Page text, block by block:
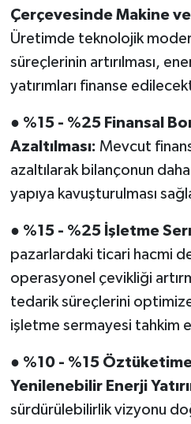
Çerçevesinde Makine ve
Üretimde teknolojik
süreçlerinin artırılması,
yatırımları finanse
● %15 - %25 Finansal
Azaltılması: Mevcut
azaltılarak bilançonun
yapıya kavuşturulması
● %15 - %25 İşletme
pazarlardaki ticari hacmi
operasyonel çevikliği
tedarik süreçlerini
işletme sermayesi tahkim
● %10 - %15
Yenilenebilir Enerji
sürdürülebilirlik vizyonu